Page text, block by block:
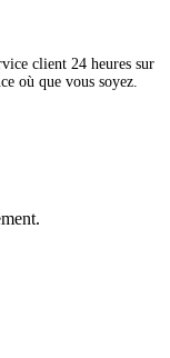
client 24 heures sur
où que vous soyez.